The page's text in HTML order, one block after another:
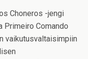
Choneros -jengi
Primeiro Comando
vaikutusvaltaisimpiin